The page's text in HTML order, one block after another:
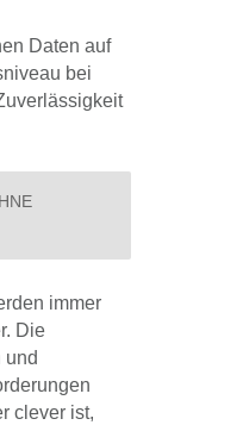
Daten auf
bei
immer
Die
und
clever ist,